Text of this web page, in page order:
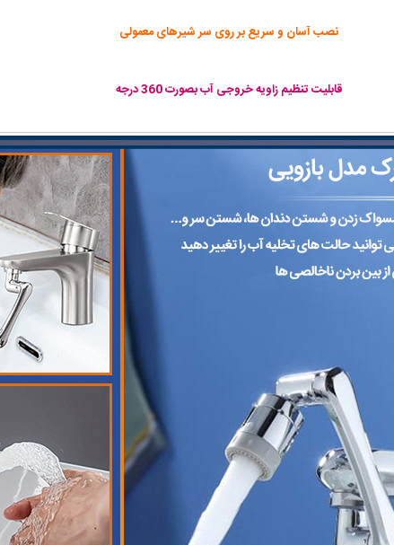
نصب آسان و سریع بر روی سر شیرهای معمولی
قابلیت تنظیم زاویه خروجی آب بصورت 360 درجه